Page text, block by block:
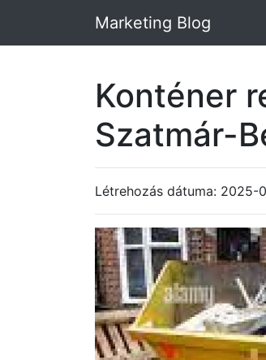
Marketing Blog
Konténer
Szatmár-
Létrehozás dátuma: 2025-